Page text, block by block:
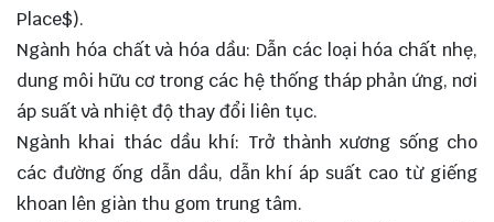
Place$).
Ngành hóa chất và hóa dầu: Dẫn các loại hóa chất nhẹ,
dung môi hữu cơ trong các hệ thống tháp phản ứng, nơi
áp suất và nhiệt độ thay đổi liên tục.
Ngành khai thác dầu khí: Trở thành xương sống cho
các đường ống dẫn dầu, dẫn khí áp suất cao từ giếng
khoan lên giàn thu gom trung tâm.